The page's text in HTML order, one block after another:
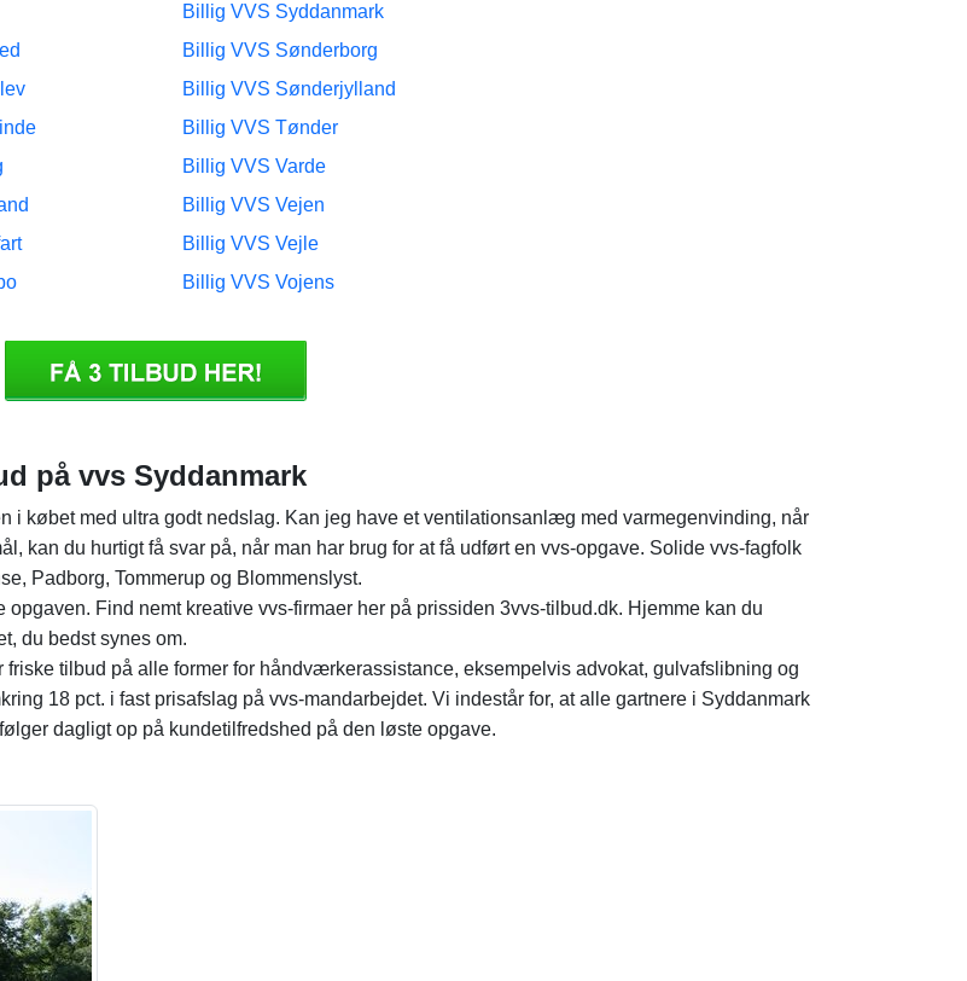
Billig VVS Syddanmark
Billig VVS Sønderborg
Billig VVS Sønderjylland
Billig VVS Tønder
Billig VVS Varde
Billig VVS Vejen
Billig VVS Vejle
Billig VVS Vojens
på vvs Syddanmark
i købet med ultra godt nedslag. Kan jeg have et ventilationsanlæg med varmegenvinding, når
kan du hurtigt få svar på, når man har brug for at få udført en vvs-opgave. Solide vvs-fagfolk
Padborg, Tommerup og Blommenslyst.
Find nemt kreative vvs-firmaer her på prissiden 3vvs-tilbud.dk. Hjemme kan du
du bedst synes om.
tilbud på alle former for håndværkerassistance, eksempelvis advokat, gulvafslibning og
18 pct. i fast prisafslag på vvs-mandarbejdet. Vi indestår for, at alle gartnere i Syddanmark
dagligt op på kundetilfredshed på den løste opgave.